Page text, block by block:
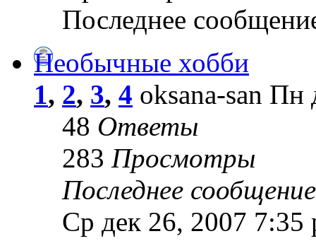
Последнее
Необычные хобби
1, 2, 3, 4 oksana-san Пн
48 Ответы
283 Просмотры
Последнее сообщение
Ср дек 26, 2007 7:35